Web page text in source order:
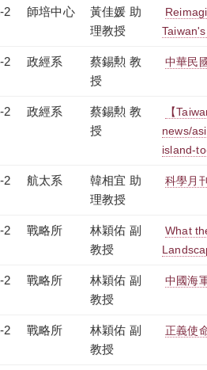
2 師培中心
黃佳媛 助
理教授
2 政經系
蔡錫勲 教
授
中華民
2 政經系
蔡錫勲 教
授
【
news/
island-
2 航太系
韓相宜 助
理教授
科學月
2 戰略所
林穎佑 副
教授
What
2 戰略所
林穎佑 副
教授
中國海
2 戰略所
林穎佑 副
教授
正義使